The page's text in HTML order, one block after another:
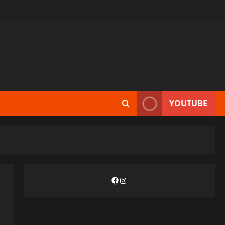
YOUTUBE
Facebook
Instagram